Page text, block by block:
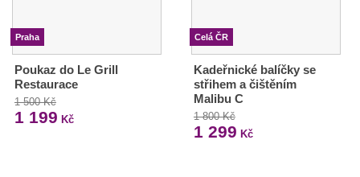
Praha
Poukaz do Le Grill
Restaurace
1 500 Kč
1 199 Kč
Celá ČR
Kadeřnické balíčky se
střihem a čištěním
Malibu C
1 800 Kč
1 299 Kč